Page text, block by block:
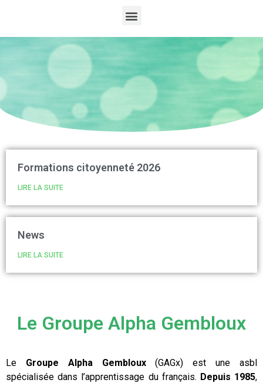
Formations citoyenneté 2026
LIRE LA SUITE
News
LIRE LA SUITE
Le Groupe Alpha Gembloux
Le Groupe Alpha Gembloux(GAGx) est une asbl
spécialisée dans l’apprentissage du français. Depuis 1985,